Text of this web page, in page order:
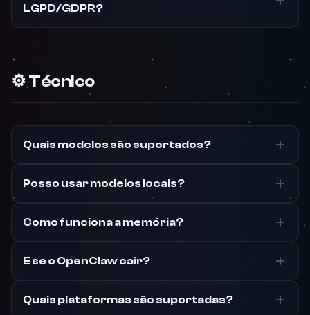
LGPD/GDPR?
⚙️ Técnico
Quais modelos são suportados?
Posso usar modelos locais?
Como funciona a memória?
E se o OpenClaw cair?
Quais plataformas são suportadas?